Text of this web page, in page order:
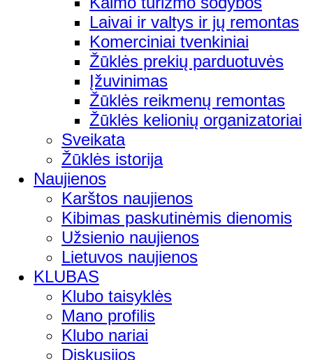
Laivai ir valtys ir jų remontas
Komerciniai tvenkiniai
Žūklės prekių parduotuvės
Įžuvinimas
Žūklės reikmenų remontas
Žūklės kelionių organizatoriai
Sveikata
Žūklės istorija
Naujienos
Karštos naujienos
Kibimas paskutinėmis dienomis
Užsienio naujienos
Lietuvos naujienos
KLUBAS
Klubo taisyklės
Mano profilis
Klubo nariai
Diskusijos